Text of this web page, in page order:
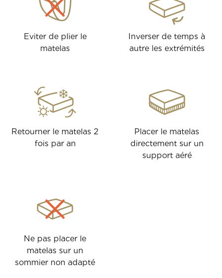
Eviter de plier le
matelas
Inverser de temps à
autre les extrémités
Retourner le matelas 2
fois par an
Placer le matelas
directement sur un
support aéré
Ne pas placer le
matelas sur un
sommier non adapté